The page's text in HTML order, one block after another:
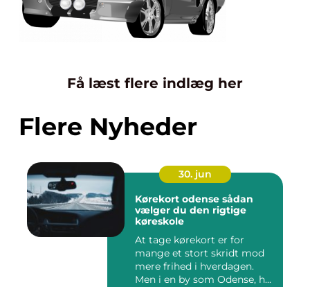
Få læst flere indlæg her
Flere Nyheder
30. jun
Kørekort odense sådan
vælger du den rigtige
køreskole
At tage kørekort er for
mange et stort skridt mod
mere frihed i hverdagen.
Men i en by som Odense, h...